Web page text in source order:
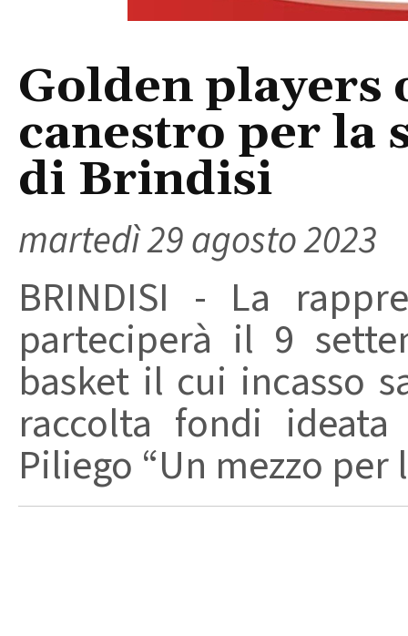
Golden players
canestro per la
di Brindisi
martedì 29 agosto 2023
BRINDISI - La
parteciperà il 9
basket il cui incasso
raccolta fondi
Piliego “Un mezzo per